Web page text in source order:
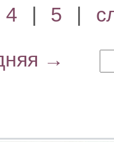
4 | 5 |
→